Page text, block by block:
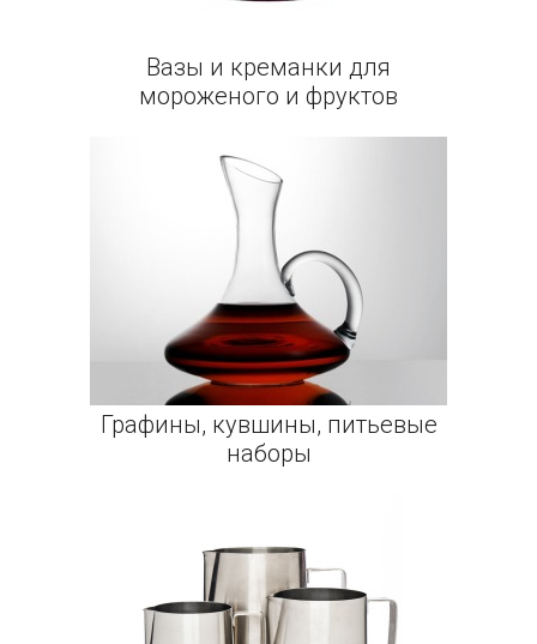
Вазы и креманки для
мороженого и фруктов
Графины, кувшины, питьевые
наборы